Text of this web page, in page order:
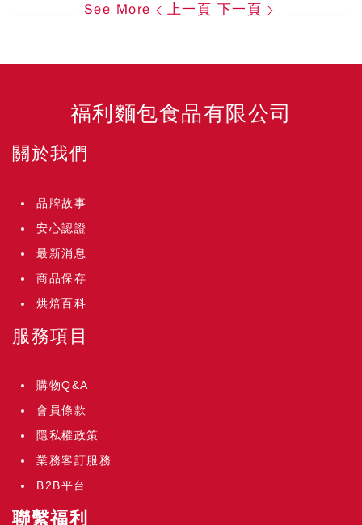
See More 上一頁 下一頁
福利麵包食品有限公司
關於我們
品牌故事
安心認證
最新消息
商品保存
烘焙百科
服務項目
購物Q&A
會員條款
隱私權政策
業務客訂服務
B2B平台
聯繫福利